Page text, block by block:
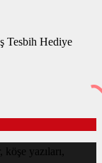
Tesbih Hediye
yazıları,